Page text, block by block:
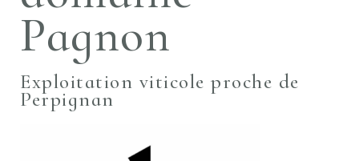
Pagnon
Exploitation viticole proche de
Perpignan